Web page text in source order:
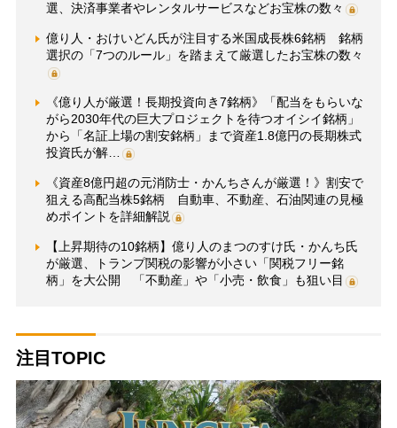
選、決済事業者やレンタルサービスなどお宝株の数々
億り人・おけいどん氏が注目する米国成長株6銘柄 銘柄
選択の「7つのルール」を踏まえて厳選したお宝株の数々
《億り人が厳選！長期投資向き7銘柄》「配当をもらいな
がら2030年代の巨大プロジェクトを待つオイシイ銘柄」
から「名証上場の割安銘柄」まで資産1.8億円の長期株式
投資氏が解…
《資産8億円超の元消防士・かんちさんが厳選！》割安で
狙える高配当株5銘柄 自動車、不動産、石油関連の見極
めポイントを詳細解説
【上昇期待の10銘柄】億り人のまつのすけ氏・かんち氏
が厳選、トランプ関税の影響が小さい「関税フリー銘
柄」を大公開 「不動産」や「小売・飲食」も狙い目
注目TOPIC